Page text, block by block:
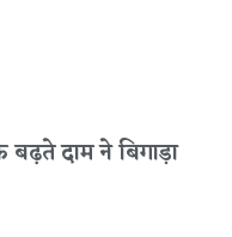
दाम ने बिगाड़ा